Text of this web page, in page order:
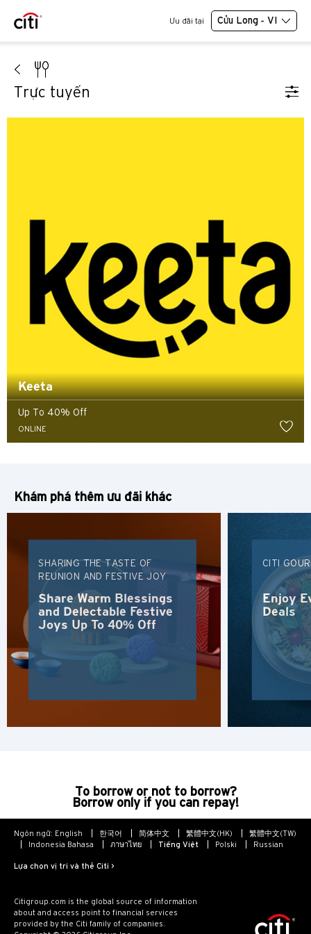
Ưu đãi tại Cửu Long - VI
Trực tuyến
Keeta
Up To 40% Off
ONLINE
Khám phá thêm ưu đãi khác
SHARING THE TASTE OF
REUNION AND FESTIVE JOY
Share Warm Blessings
and Delectable Festive
Joys Up To 40% Off
CITI
Enjoy
Deals
To borrow or not to borrow?
Borrow only if you can repay!
Ngôn ngữ: English 한국어 简体中文 繁體中文(HK)
繁體中文(TW)
Indonesia Bahasa
ภาษาไทย Tiếng Việt Polski Russian
Lựa chọn vị trí và thẻ Citi >
Citigroup.com is the global source of information
about and access point to financial services
provided by the Citi family of companies.
Chọn ngôn ngữ sử dụng
PHỔ BIẾN
PHỔ BIẾN
Băng Cốc, Thailand
Hồng Kông
Sydney, Australia
Tokyo, Japan
H
Đảo Hồng Kông, Hong Kong